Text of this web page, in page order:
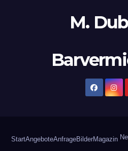
M.
StartAngeboteAnfrageBilderMagazin